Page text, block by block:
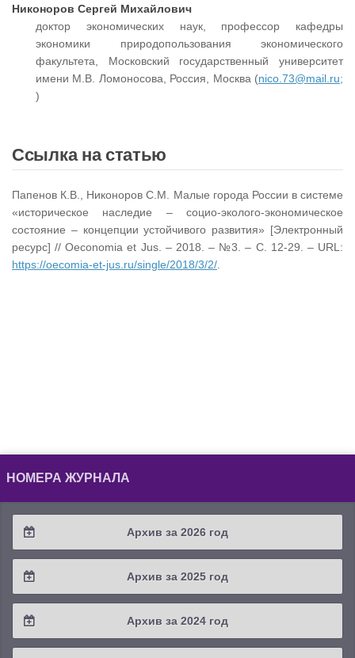
Никоноров Сергей Михайлович
доктор экономических наук, профессор кафедры
экономики природопользования экономического
факультета, Московский государственный университет
имени М.В. Ломоносова, Россия, Москва (nico.73@mail.ru;
)
Ссылка на статью
Папенов К.В., Никоноров С.М. Малые города России в системе
«историческое наследие – социо-эколого-экономическое
состояние – концепции устойчивого развития» [Электронный
ресурс] // Oeconomia et Jus. – 2018. – №3. – С. 12-29. – URL:
https://oecomia-et-jus.ru/single/2018/3/2/
НОМЕРА ЖУРНАЛА
Архив за 2026 год
2026 / #2
2026 / #1
Архив за 2025 год
2025 / #4
2025 / #3
Архив за 2024 год
2024 / #4